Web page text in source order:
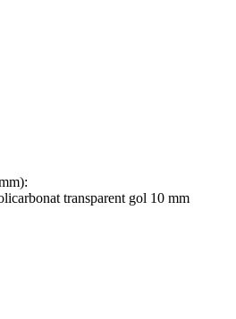
transparent gol 10 mm